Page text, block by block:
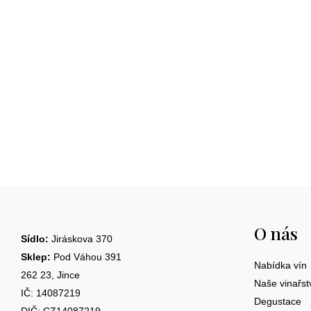
Sídlo: Jiráskova 370
Sklep: Pod Váhou 391
262 23, Jince
IČ: 14087219
O nás
Nabídka vín
Naše
Degustace